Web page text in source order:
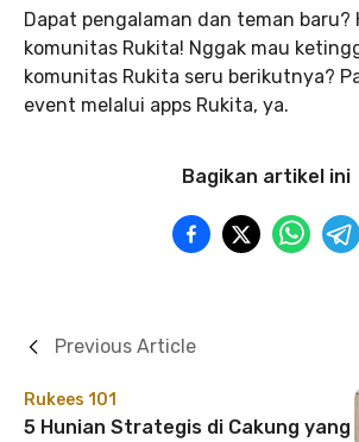
Dapat pengalaman dan teman baru?
komunitas Rukita! Nggak mau
komunitas Rukita seru berikutnya?
event melalui apps Rukita, ya.
Bagikan artikel ini
Rukees 101
5 Hunian Strategis di Cakung yang
Previous Article